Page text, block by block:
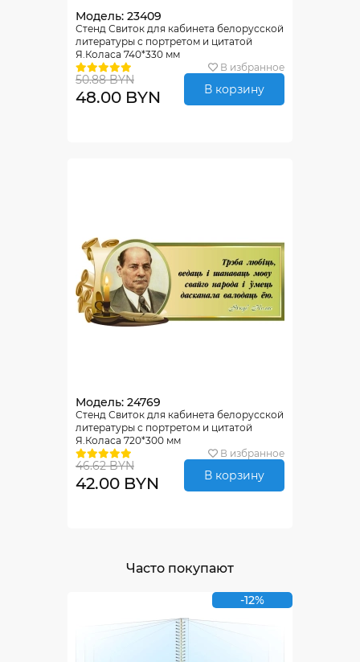
Модель: 23409
Стенд Свиток для кабинета белорусской
литературы с портретом и цитатой
Я.Коласа 740*330 мм
В избранное
50.88 BYN
48.00 BYN В корзину
Модель: 24769
Стенд Свиток для кабинета белорусской
литературы с портретом и цитатой
Я.Коласа 720*300 мм
В избранное
46.62 BYN
42.00 BYN В корзину
Часто покупают
-12%